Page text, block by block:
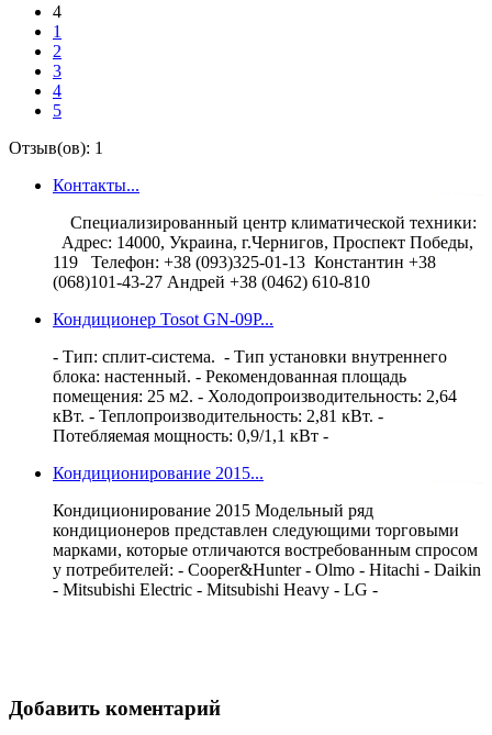
4
1
2
3
4
5
Отзыв(ов): 1
Контакты...
Специализированный центр климатической техники:
Адрес: 14000, Украина, г.Чернигов, Проспект Победы,
119 Телефон: +38 (093)325-01-13 Константин +38
(068)101-43-27 Андрей +38 (0462) 610-810
Кондиционер Tosot GN-09P...
- Тип: сплит-система. - Тип установки внутреннего
блока: настенный. - Рекомендованная площадь
помещения: 25 м2. - Холодопроизводительность: 2,64
кВт. - Теплопроизводительность: 2,81 кВт. -
Потебляемая мощность: 0,9/1,1 кВт -
Кондиционирование 2015...
Кондиционирование 2015 Модельный ряд
кондиционеров представлен следующими торговыми
марками, которые отличаются востребованным спросом
у потребителей: - Cooper&Hunter - Olmo - Hitachi - Daikin
- Mitsubishi Electric - Mitsubishi Heavy - LG -
Добавить коментарий